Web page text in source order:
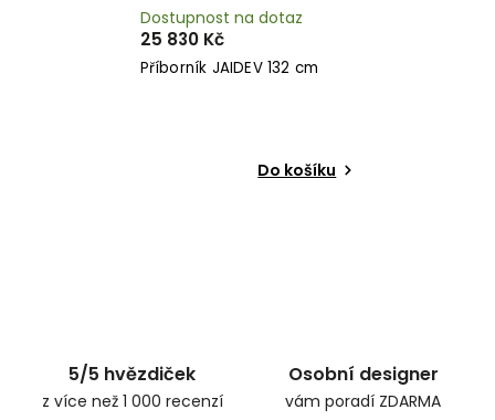
Příborník JAIDEV 132 cm
Dostupnost na dotaz
25 830 Kč
Do košíku
5/5 hvězdiček
z více než 1 000 recenzí
Osobní designer
vám poradí ZDARMA